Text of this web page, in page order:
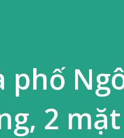
phố
2